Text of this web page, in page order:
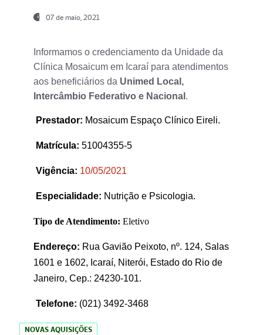
07 de maio, 2021
Informamos o credenciamento da Unidade da
Clínica Mosaicum em Icaraí para atendimentos
aos beneficiários da Unimed Local,
Intercâmbio Federativo e Nacional .
Prestador: Mosaicum Espaço Clínico Eireli.
Matrícula: 51004355-5
Vigência: 10/05/2021
Especialidade: Nutrição e Psicologia.
Tipo de Atendimento: Eletivo
Endereço: Rua Gavião Peixoto, nº. 124, Salas
1601 e 1602, Icaraí, Niterói, Estado do Rio de
Janeiro, Cep.: 24230-101.
Telefone: (021) 3492-3468
NOVAS AQUISIÇÕES